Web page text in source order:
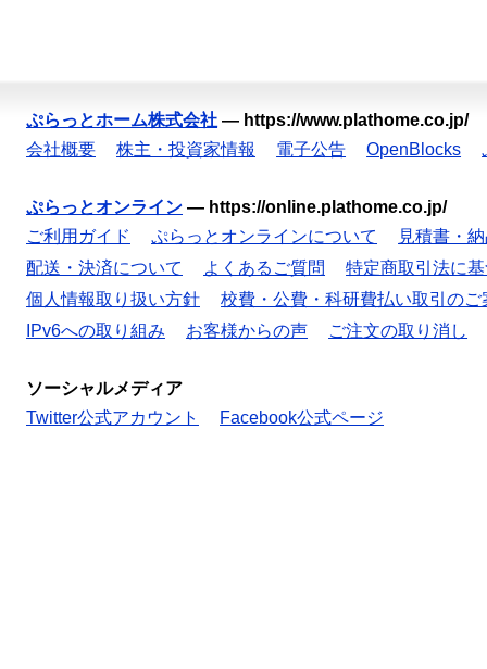
ぷらっとホーム株式会社 — https://www.plathome.co.jp/
会社概要
株主・投資家情報 電子公告 OpenBlocks
ぷらっとオンライン — https://online.plathome.co.jp/
ご利用ガイド
ぷらっとオンラインについて
見積書・
配送・決済について
よくあるご質問
特定商取引法に
個人情報取り扱い方針
校費・公費・科研費払い取引のご
IPv6への取り組み
お客様からの声 ご注文の取り消し
ソーシャルメディア
Twitter公式アカウント
Facebook公式ページ